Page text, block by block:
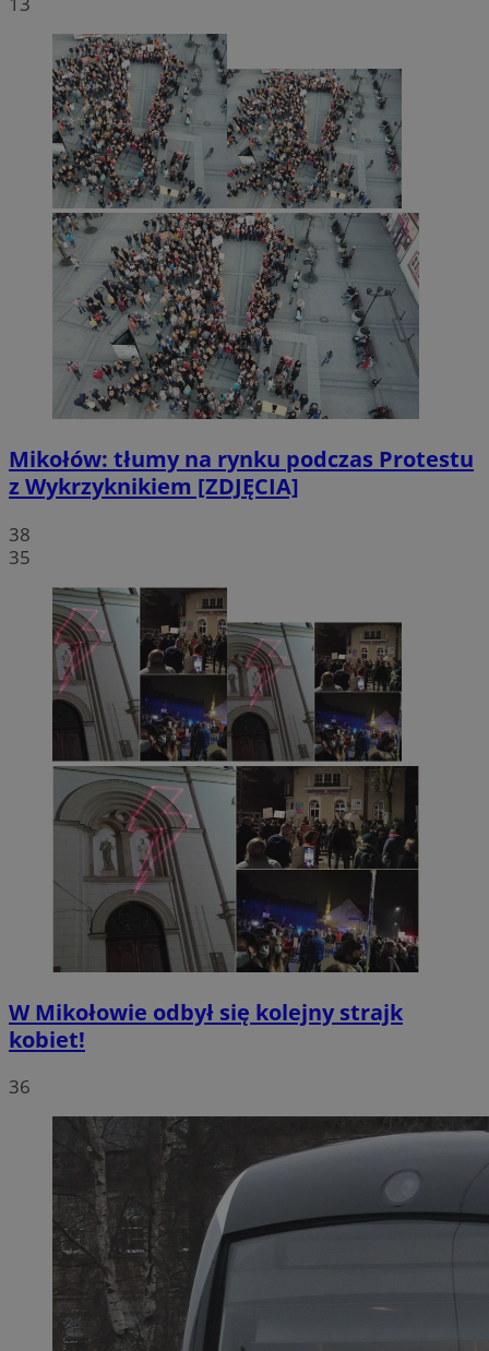
Mikołów: tłumy na rynku podczas Protestu
z Wykrzyknikiem [ZDJĘCIA]
38
35
W Mikołowie odbył się kolejny strajk
kobiet!
36